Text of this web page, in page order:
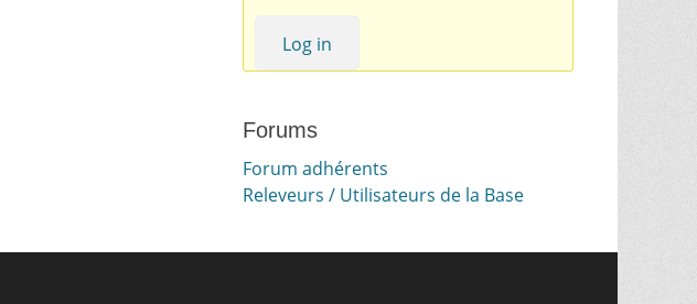
Log in
Forums
Forum adhérents
Releveurs / Utilisateurs de la Base